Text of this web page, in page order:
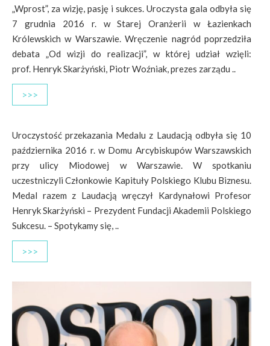
„Wprost”, za wizję, pasję i sukces. Uroczysta gala odbyła się
7 grudnia 2016 r. w Starej Oranżerii w Łazienkach
Królewskich w Warszawie. Wręczenie nagród poprzedziła
debata „Od wizji do realizacji”, w której udział wzięli:
prof. Henryk Skarżyński, Piotr Woźniak, prezes zarządu ..
>>>
Uroczystość przekazania Medalu z Laudacją odbyła się 10
października 2016 r. w Domu Arcybiskupów Warszawskich
przy ulicy Miodowej w Warszawie. W spotkaniu
uczestniczyli Członkowie Kapituły Polskiego Klubu Biznesu.
Medal razem z Laudacją wręczył Kardynałowi Profesor
Henryk Skarżyński – Prezydent Fundacji Akademii Polskiego
Sukcesu. – Spotykamy się, ..
>>>